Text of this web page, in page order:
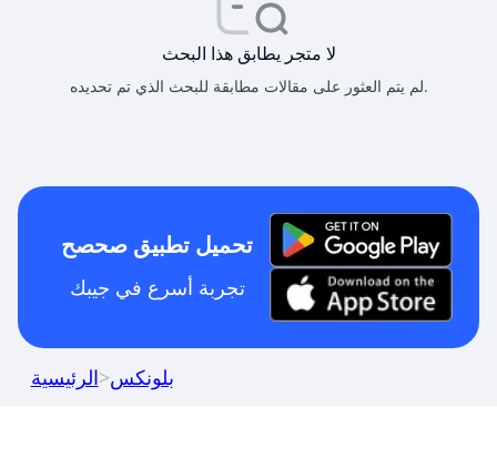
لا متجر يطابق هذا البحث
لم يتم العثور على مقالات مطابقة للبحث الذي تم تحديده.
تحميل تطبيق صحصح
تجربة أسرع في جيبك
الرئيسية>بلونكس